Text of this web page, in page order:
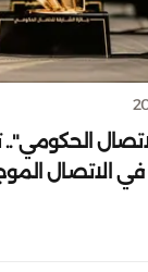
في الاتصال